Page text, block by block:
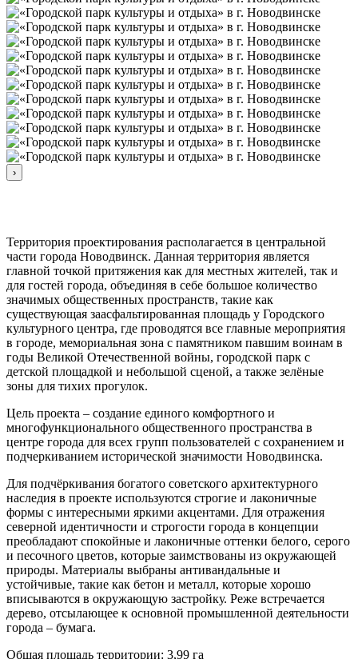
›
Территория проектирования располагается в центральной
части города Новодвинск. Данная территория является
главной точкой притяжения как для местных жителей, так и
для гостей города, объединяя в себе большое количество
значимых общественных пространств, такие как
существующая заасфальтированная площадь у Городского
культурного центра, где проводятся все главные мероприятия
в городе, мемориальная зона с памятником павшим воинам в
годы Великой Отечественной войны, городской парк с
детской площадкой и небольшой сценой, а также зелёные
зоны для тихих прогулок.
Цель проекта – создание единого комфортного и
многофункционального общественного пространства в
центре города для всех групп пользователей с сохранением и
подчеркиванием исторической значимости Новодвинска.
Для подчёркивания богатого советского архитектурного
наследия в проекте используются строгие и лаконичные
формы с интересными яркими акцентами. Для отражения
северной идентичности и строгости города в концепции
преобладают спокойные и лаконичные оттенки белого, серого
и песочного цветов, которые заимствованы из окружающей
природы. Материалы выбраны антивандальные и
устойчивые, такие как бетон и металл, которые хорошо
вписываются в окружающую застройку. Реже встречается
дерево, отсылающее к основной промышленной деятельности
города – бумага.
Общая площадь территории: 3,99 га